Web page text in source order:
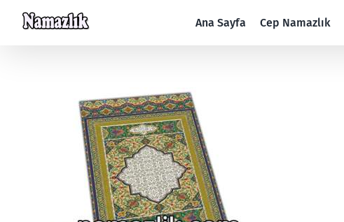
Ana Sayfa Cep Namazlık